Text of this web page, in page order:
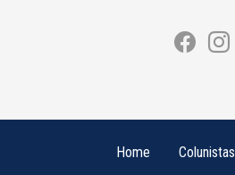
Home Colunistas